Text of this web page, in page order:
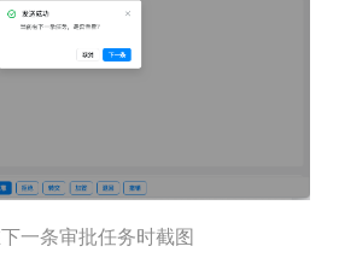
一条审批任务时截图